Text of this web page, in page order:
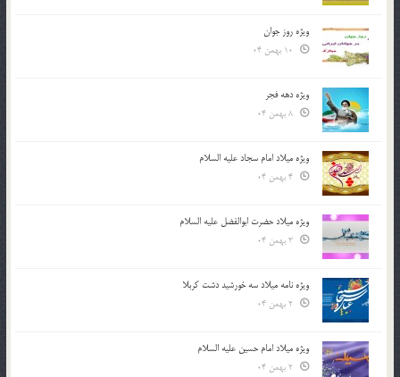
ویژه روز جوان
ویژه دهه فجر
ویژه میلاد امام سجاد علیه السلام
ویژه میلاد حضرت ابوالفضل علیه السلام
ویژه نامه میلاد سه خورشید دشت کربلا
ویژه میلاد امام حسین علیه السلام